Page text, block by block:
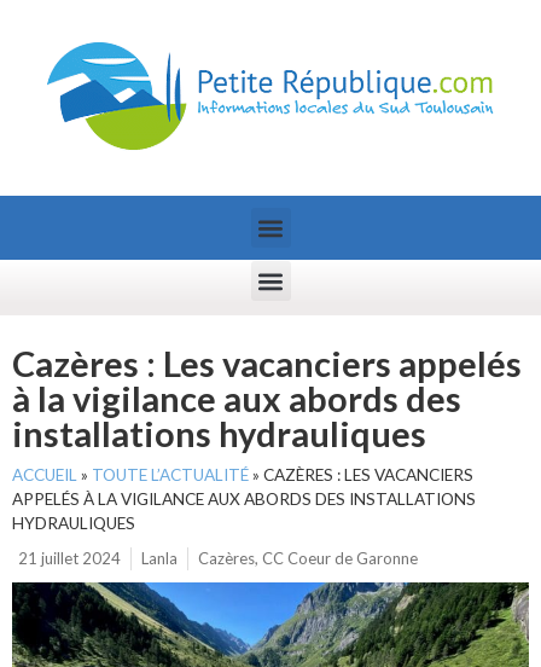
Cazères : Les vacanciers appelés
à la vigilance aux abords des
installations hydrauliques
ACCUEIL » TOUTE L’ACTUALITÉ» CAZÈRES : LES VACANCIERS
APPELÉS À LA VIGILANCE AUX ABORDS DES INSTALLATIONS
HYDRAULIQUES
21 juillet 2024
Lanla Cazères, CC Coeur de Garonne